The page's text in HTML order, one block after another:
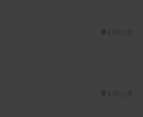
1.05公里